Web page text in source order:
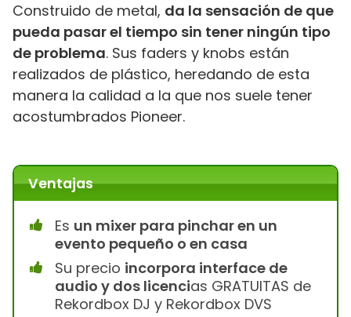
Construido de metal, da la sensación de que
pueda pasar el tiempo sin tener ningún tipo
de problema. Sus faders y knobs están
realizados de plástico, heredando de esta
manera la calidad a la que nos suele tener
acostumbrados Pioneer.
Ventajas
Es un mixer para pinchar en un
evento pequeño o en casa
Su precio incorpora interface de
audio y dos licencias GRATUITAS de
Rekordbox DJ y Rekordbox DVS